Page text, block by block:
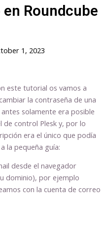
Roundcube
1, 2023
este tutorial os vamos a
la contraseña de una
solamente era posible
de control Plesk y, por lo
era el único que podía
la pequeña guía:
desde el navegador
dominio), por ejemplo
con la cuenta de correo